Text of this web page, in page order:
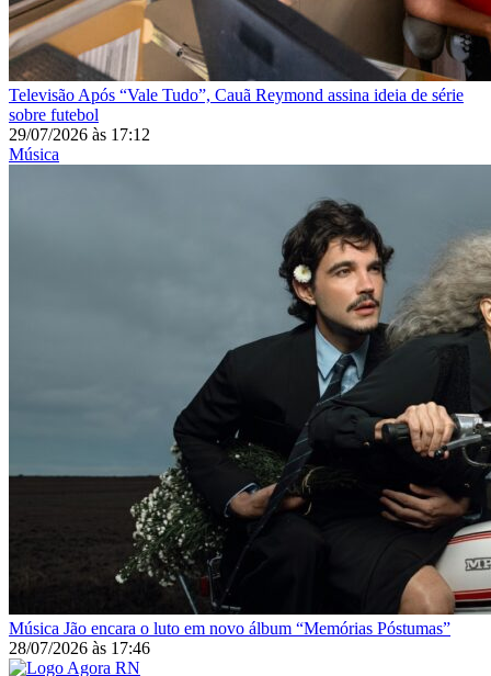
Televisão Após “Vale Tudo”, Cauã Reymond assina ideia de série
sobre futebol
29/07/2026 às 17:12
Música
Música Jão encara o luto em novo álbum “Memórias Póstumas”
28/07/2026 às 17:46